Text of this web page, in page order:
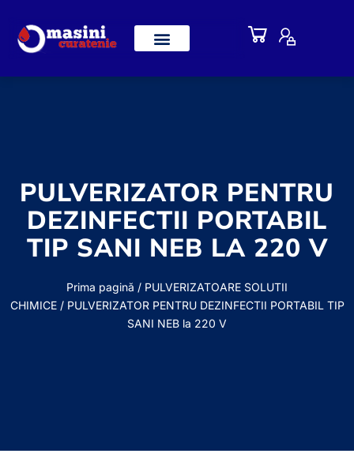
PULVERIZATOR PENTRU
DEZINFECTII PORTABIL
TIP SANI NEB LA 220 V
Prima pagină / PULVERIZATOARE SOLUTII
CHIMICE/ PULVERIZATOR PENTRU DEZINFECTII PORTABIL TIP
SANI NEB la 220 V